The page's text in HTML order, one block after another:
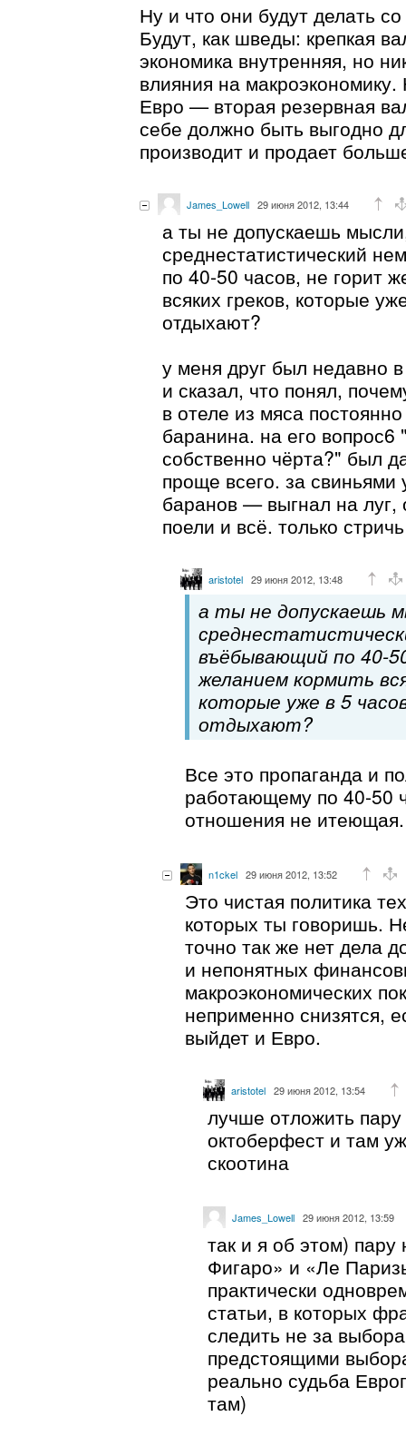
Ну и что они будут делать
Будут, как шведы: крепкая
экономика внутренняя, но
влияния на
Евро — вторая резервная
себе должно быть выгодно
производит и продает
James_Lowell 29 июня 2012, 13:44
а ты не допускаешь
среднестатистический
по 40-50 часов, не горит
всяких греков, которые
отдыхают?
у меня друг был недавно
и сказал, что понял,
в отеле из мяса
баранина. на его вопрос6
собственно чёрта?" был
проще всего. за свиньями
баранов — выгнал на луг,
поели и всё. только
aristotel 29 июня 2012, 13:48
а ты не допускаешь
въёбывающий по 40-
желанием кормить
которые уже в 5
отдыхают?
Все это пропаганда и
работающему по 40-50
отношения не итеющая.
n1ckel 29 июня 2012, 13:52
Это чистая политика
которых ты говоришь.
точно так же нет дела
и непонятных
макроэкономических
неприменно снизятся,
выйдет и Евро.
aristotel 29 июня 2012, 13:54
лучше отложить
октоберфест и там
скоотина
James_Lowell 29 июня 2012, 13:59
так и я об этом)
Фигаро» и «Ле
практически
статьи, в которых
следить не за
предстоящими
реально судьба
там)